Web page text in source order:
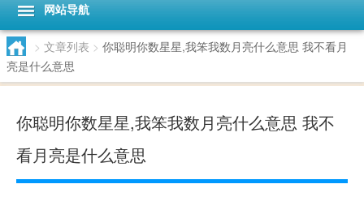
网站导航
> 文章列表 > 你聪明你数星星,我笨我数月亮什么意思 我不看月
亮是什么意思
你聪明你数星星,我笨我数月亮什么意思 我不
看月亮是什么意思